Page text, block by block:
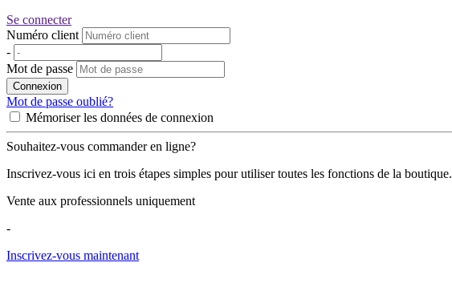
Se connecter
Numéro client
-
Mot de passe
Connexion
Mot de passe oublié?
Mémoriser les données de connexion
Souhaitez-vous commander en ligne?
Inscrivez-vous ici en trois étapes simples pour utiliser toutes les fonctions de la boutique.
Vente aux professionnels uniquement
-
Inscrivez-vous maintenant